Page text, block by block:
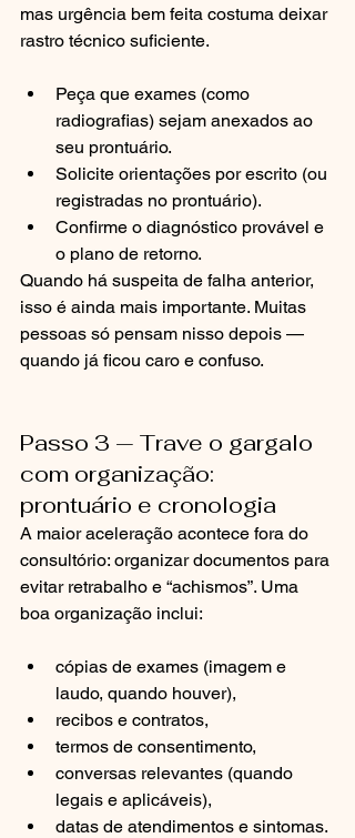
mas urgência bem feita costuma deixar
rastro técnico suficiente.
Peça que exames (como
radiografias) sejam anexados ao
seu prontuário.
Solicite orientações por escrito (ou
registradas no prontuário).
Confirme o diagnóstico provável e
o plano de retorno.
Quando há suspeita de falha anterior,
isso é ainda mais importante. Muitas
pessoas só pensam nisso depois —
quando já ficou caro e confuso.
Passo 3 — Trave o gargalo
com organização:
prontuário e cronologia
A maior aceleração acontece fora do
consultório: organizar documentos para
evitar retrabalho e “achismos”. Uma
boa organização inclui:
cópias de exames (imagem e
laudo, quando houver),
recibos e contratos,
termos de consentimento,
conversas relevantes (quando
legais e aplicáveis),
datas de atendimentos e sintomas.